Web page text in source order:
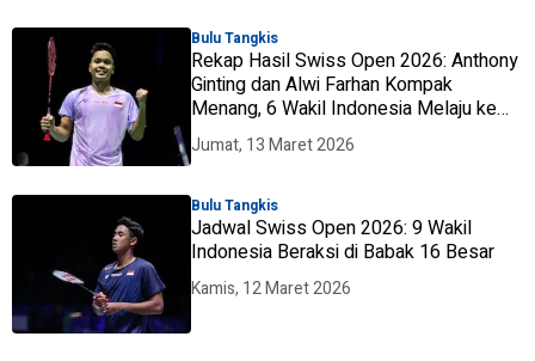
Bulu Tangkis
Rekap Hasil Swiss Open 2026: Anthony
Ginting dan Alwi Farhan Kompak
Menang, 6 Wakil Indonesia Melaju ke
Perempat Final
Jumat, 13 Maret 2026
Bulu Tangkis
Jadwal Swiss Open 2026: 9 Wakil
Indonesia Beraksi di Babak 16 Besar
Kamis, 12 Maret 2026